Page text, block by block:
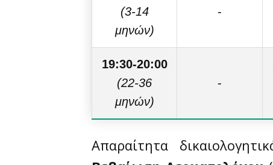
(3-14
μηνών)
-
19:30-20:00
(22-36
μηνών)
-
Απαραίτητα